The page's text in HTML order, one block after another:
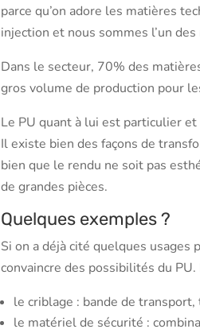
parce qu’on adore les matières
injection et nous sommes l’un
Dans le secteur, 70% des
gros volume de production pour
Le PU quant à lui est particulier
Il existe bien des façons de
bien que le rendu ne soit pas
de grandes pièces.
Quelques exemples ?
Si on a déjà cité quelques usages
convaincre des possibilités du
le criblage : bande de
le matériel de sécurité :